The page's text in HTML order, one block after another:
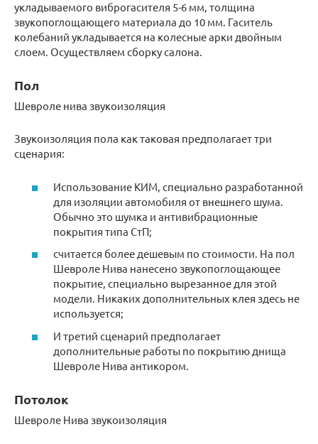
укладываемого виброгасителя 5-6 мм, толщина
звукопоглощающего материала до 10 мм. Гаситель
колебаний укладывается на колесные арки двойным
слоем. Осуществляем сборку салона.
Пол
Шевроле нива звукоизоляция
Звукоизоляция пола как таковая предполагает три
сценария:
Использование КИМ, специально разработанной
для изоляции автомобиля от внешнего шума.
Обычно это шумка и антивибрационные
покрытия типа СтП;
считается более дешевым по стоимости. На пол
Шевроле Нива нанесено звукопоглощающее
покрытие, специально вырезанное для этой
модели. Никаких дополнительных клея здесь не
используется;
И третий сценарий предполагает
дополнительные работы по покрытию днища
Шевроле Нива антикором.
Потолок
Шевроле Нива звукоизоляция